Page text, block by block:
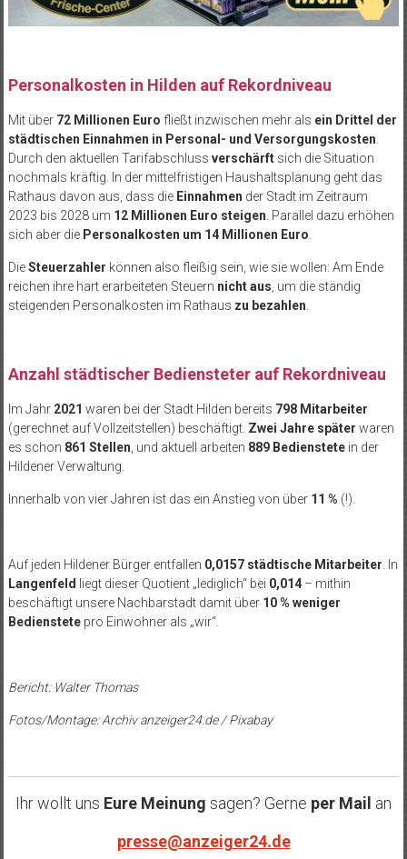
Personalkosten in Hilden auf Rekordniveau
Mit über 72 Millionen Euro fließt inzwischen mehr als ein Drittel der
städtischen Einnahmen in Personal- und Versorgungskosten
Durch den aktuellen Tarifabschluss verschärftsich die Situation
nochmals kräftig. In der mittelfristigen Haushaltsplanung geht das
Rathaus davon aus, dass die Einnahmen der Stadt im Zeitraum
2023 bis 2028 um 12 Millionen Euro steigen . Parallel dazu erhöhen
sich aber die Personalkosten um 14 Millionen Euro
DieSteuerzahler können also fleißig sein, wie sie wollen: Am Ende
reichen ihre hart erarbeiteten Steuern nicht aus , um die ständig
steigenden Personalkosten im Rathaus zu bezahlen
Anzahl städtischer Bediensteter auf Rekordniveau
Im Jahr 2021 waren bei der Stadt Hilden bereits 798 Mitarbeiter
(gerechnet auf Vollzeitstellen) beschäftigt. Zwei Jahre später waren
es schon 861 Stellen , und aktuell arbeiten 889 Bedienstetein der
Hildener Verwaltung.
Innerhalb von vier Jahren ist das ein Anstieg von über 11 % (!).
Auf jeden Hildener Bürger entfallen 0,0157 städtische Mitarbeiter . In
Langenfeld
liegt dieser Quotient „lediglich“ bei 0,014– mithin
beschäftigt unsere Nachbarstadt damit über 10 % weniger
Bedienstetepro Einwohner als „wir“.
Bericht: Walter Thomas
Fotos/Montage: Archiv anzeiger24.de / Pixabay
Ihr wollt uns Eure Meinung sagen? Gerne per Mail an
presse@anzeiger24.de